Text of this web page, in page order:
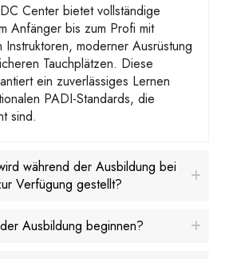
Center bietet vollständige
Anfänger bis zum Profi mit
Instruktoren, moderner Ausrüstung
Tauchplätzen. Diese
ein zuverlässiges Lernen
PADI-Standards, die
sind.
während der Ausbildung bei
Verfügung gestellt?
Ausbildung beginnen?